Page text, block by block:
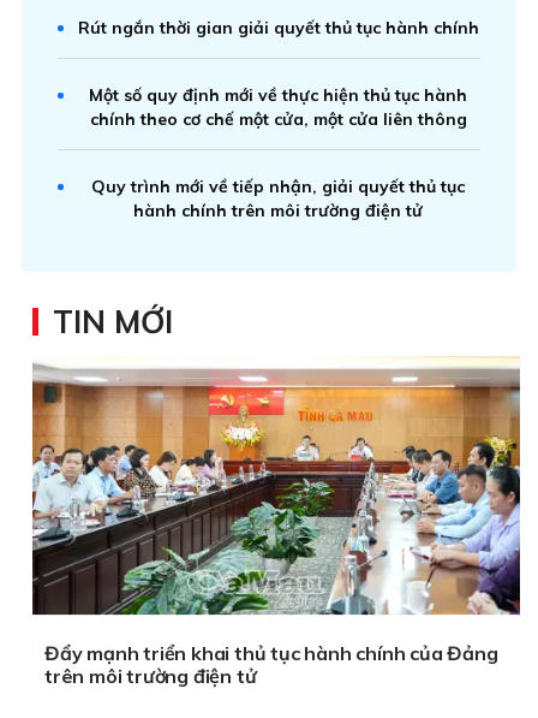
Rút ngắn thời gian giải quyết thủ tục hành chính
Một số quy định mới về thực hiện thủ tục hành
chính theo cơ chế một cửa, một cửa liên thông
Quy trình mới về tiếp nhận, giải quyết thủ tục
hành chính trên môi trường điện tử
TIN MỚI
Đẩy mạnh triển khai thủ tục hành chính của Đảng
trên môi trường điện tử